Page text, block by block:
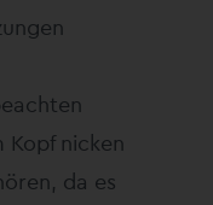
Kopf nicken
da es